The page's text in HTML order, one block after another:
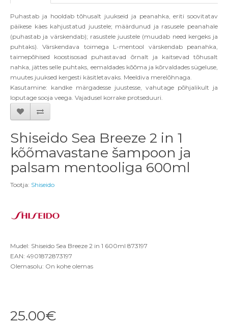
Puhastab ja hooldab tõhusalt juukseid ja peanahka, eriti soovitatav
päikese käes kahjustatud juustele; määrdunud ja rasusele peanahale
(puhastab ja värskendab); rasustele juustele (muudab need kergeks ja
puhtaks). Värskendava toimega L-mentool värskendab peanahka,
taimepõhised koostisosad puhastavad õrnalt ja kaitsevad tõhusalt
nahka, jättes selle puhtaks, eemaldades kõõma ja kõrvaldades sügeluse,
muutes juuksed kergesti käsitletavaks. Meeldiva merelõhnaga.
Kasutamine: kandke märgadesse juustesse, vahutage põhjalikult ja
loputage sooja veega. Vajadusel korrake protseduuri.
Shiseido Sea Breeze 2 in 1
kõõmavastane šampoon ja
palsam mentooliga 600ml
Tootja: Shiseido
Mudel: Shiseido Sea Breeze 2 in 1 600ml 873197
EAN: 4901872873197
Olemasolu: On kohe olemas
25.00€